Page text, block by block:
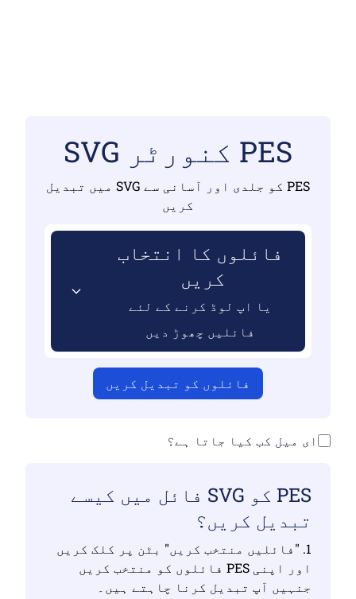
PES کنورٹر SVG
PES کو جلدی اور آسانی سے SVG میں تبدیل
کریں
فائلوں کا انتخاب
کریں
یا اپ لوڈ کرنے کے لئے
فائلیں چھوڑ دیں
فائلوں کو تبدیل کریں
ای میل کب کیا جاتا ہے؟
PES کو SVG فائل میں کیسے
تبدیل کریں؟
1. "فائلیں منتخب کریں" بٹن پر کلک کریں
اور اپنی PES فائلوں کو منتخب کریں
جنہیں آپ تبدیل کرنا چاہتے ہیں۔